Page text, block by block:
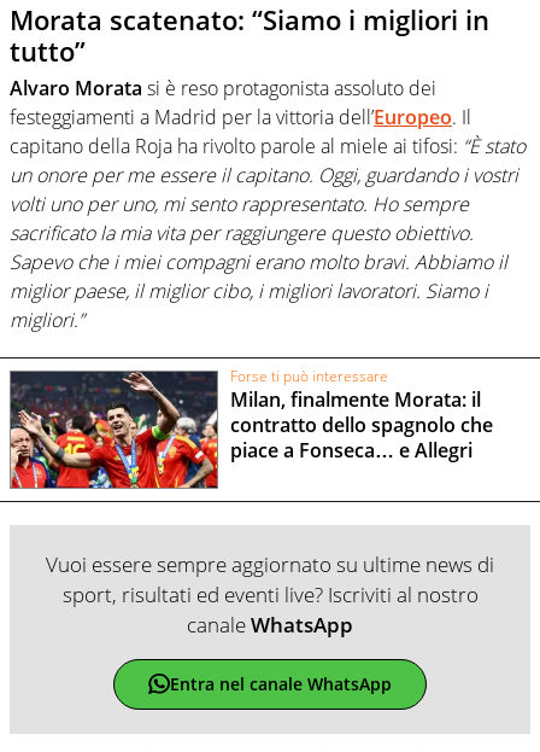
Morata scatenato: “Siamo i migliori in
tutto”
Alvaro Morata si è reso protagonista assoluto dei
festeggiamenti a Madrid per la vittoria dell’Europeo. Il
capitano della Roja ha rivolto parole al miele ai tifosi: “È stato
un onore per me essere il capitano. Oggi, guardando i vostri
volti uno per uno, mi sento rappresentato. Ho sempre
sacrificato la mia vita per raggiungere questo obiettivo.
Sapevo che i miei compagni erano molto bravi. Abbiamo il
miglior paese, il miglior cibo, i migliori lavoratori. Siamo i
migliori.”
Forse ti può interessare
Milan, finalmente Morata: il
contratto dello spagnolo che
piace a Fonseca… e Allegri
Vuoi essere sempre aggiornato su ultime news di
sport, risultati ed eventi live? Iscriviti al nostro
canaleWhatsApp
Entra nel canale WhatsApp